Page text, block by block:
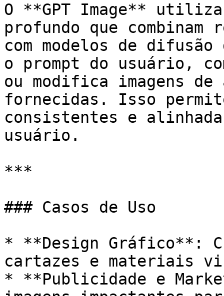
O **GPT Image**
profundo que combinam
com modelos de
o prompt do usuário,
ou modifica imagens
fornecidas. Isso
consistentes e
usuário.
***
### Casos de Uso
* **Design Gráfico**:
cartazes e materiais
* **Publicidade e